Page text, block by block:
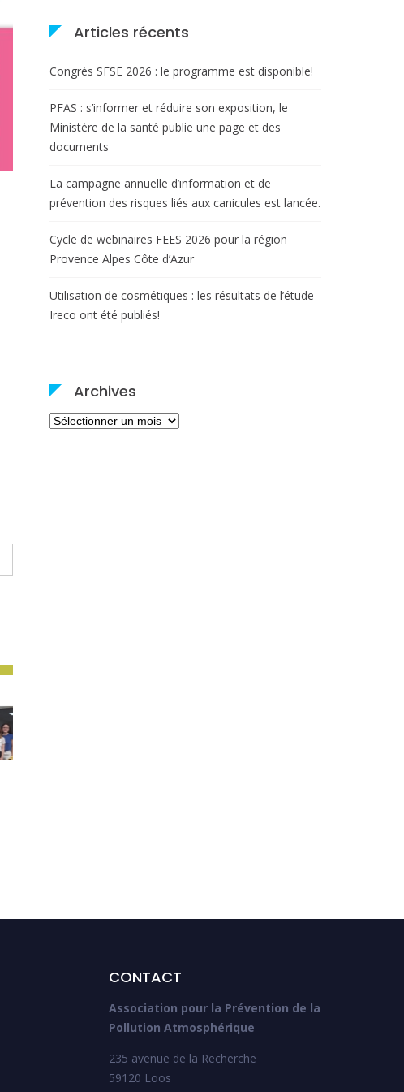
Articles récents
Congrès SFSE 2026 : le programme est disponible!
PFAS : s’informer et réduire son exposition, le
Ministère de la santé publie une page et des
documents
La campagne annuelle d’information et de
prévention des risques liés aux canicules est lancée.
Cycle de webinaires FEES 2026 pour la région
Provence Alpes Côte d’Azur
Utilisation de cosmétiques : les résultats de l’étude
Ireco ont été publiés!
Archives
Archives
CONTACT
Association pour la Prévention de la
Pollution Atmosphérique
235 avenue de la Recherche
59120 Loos